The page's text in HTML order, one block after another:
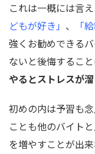
これは一概には言え
どもが好き」 、 「
強くお勧めできる
ないと後悔すること
やるとストレスが
初めの内は予習も
ことも他のバイト
を増やすことが出